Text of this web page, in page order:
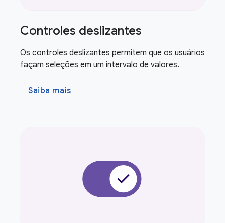
Controles deslizantes
Os controles deslizantes permitem que os usuários
façam seleções em um intervalo de valores.
Saiba mais